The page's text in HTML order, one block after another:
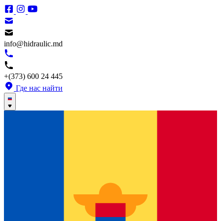
info@hidraulic.md
+(373) 600 24 445
Где нас найти